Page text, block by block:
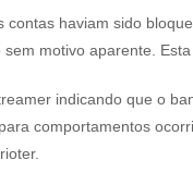
haviam sido
motivo aparente.
indicando que o
comportamentos